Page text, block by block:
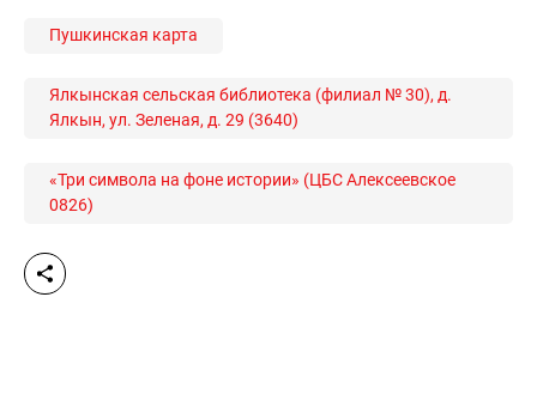
Пушкинская карта
Ялкынская сельская библиотека (филиал № 30), д.
Ялкын, ул. Зеленая, д. 29 (3640)
«Три символа на фоне истории» (ЦБС Алексеевское
0826)